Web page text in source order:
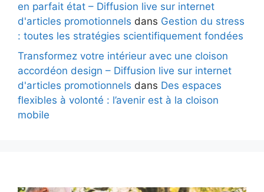
en parfait état – Diffusion live sur internet
d'articles promotionnels dans Gestion du stress
: toutes les stratégies scientifiquement fondées
Transformez votre intérieur avec une cloison
accordéon design – Diffusion live sur internet
d'articles promotionnels dans Des espaces
flexibles à volonté : l’avenir est à la cloison
mobile